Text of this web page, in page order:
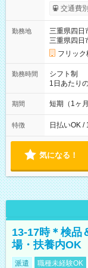
ると 期間
交通費
勤務地
三重県四日
三重県四日
フリック
勤務時間
シフト制
1日あたり
日~2026年
※週3~5日
り ※夜勤シ
期間 短期（1ヶ月
特徴 日払いOK /
気になる！
13-17時＊検品
場・扶養内OK
派遣 職種未経験OK